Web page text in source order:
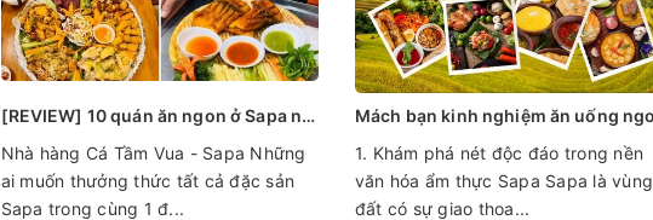
[REVIEW] 10 quán ăn ngon ở Sapa nhất định bạn nên ghé tới một lần
Nhà hàng Cá Tầm Vua - Sapa Những
ai muốn thưởng thức tất cả đặc sản
Sapa trong cùng 1 đ...
1. Khám phá nét độc đáo trong nền
văn hóa ẩm thực Sapa Sapa là vùng
đất có sự giao thoa...